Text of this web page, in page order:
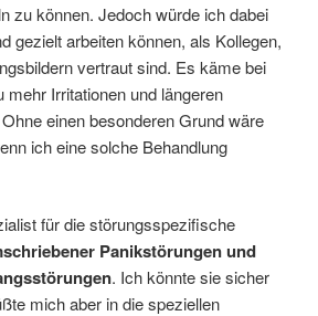
zu können. Jedoch würde ich dabei
gezielt arbeiten können, als Kollegen,
vertraut sind. Es käme bei
mehr Irritationen und längeren
einen besonderen Grund wäre
ich eine solche Behandlung
für die störungsspezifische
Panikstörungen und
. Ich könnte sie sicher
mich aber in die speziellen